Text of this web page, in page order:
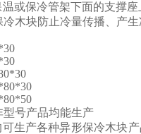
或保冷管架下面的支撑
木块防止冷量传播、产
号产品均能生产
生产各种异形保冷木块